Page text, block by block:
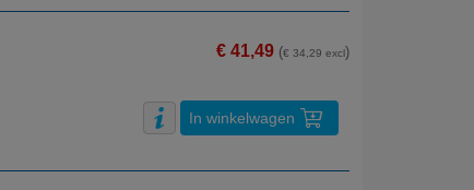
€ 41,49 (€ 34,29 excl)
In winkelwagen